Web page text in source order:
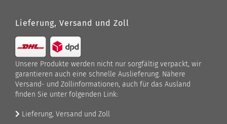
Lieferung, Versand und Zoll
Unsere Produkte werden nicht nur sorgfältig verpackt, wir
garantieren auch eine schnelle Auslieferung. Nähere
Versand- und Zollinformationen, auch für das Ausland
finden Sie unter folgenden Link:
Lieferung, Versand und Zoll